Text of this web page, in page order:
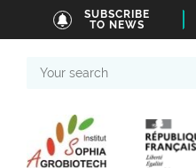
SUBSCRIBE
TO NEWS
search